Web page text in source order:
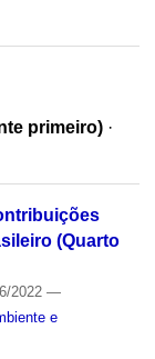
primeiro) ·
(Quarto
2022 —
e